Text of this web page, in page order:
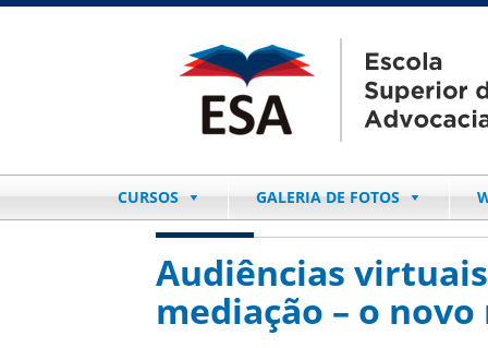
CURSOS GALERIA DE FOTOS
Audiências
mediação – o